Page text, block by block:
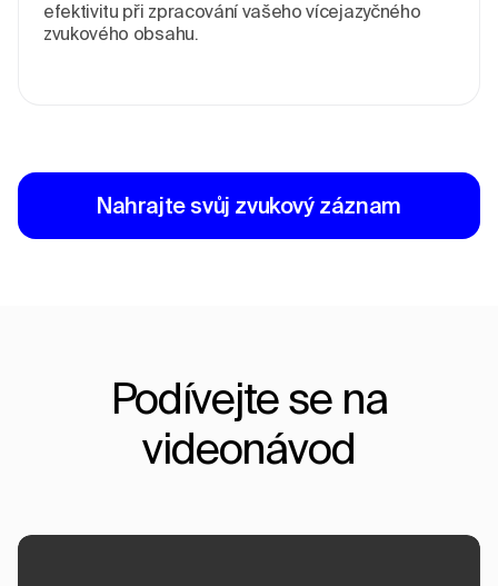
efektivitu při zpracování vašeho vícejazyčného
zvukového obsahu.
Nahrajte svůj zvukový záznam
Podívejte se na
videonávod